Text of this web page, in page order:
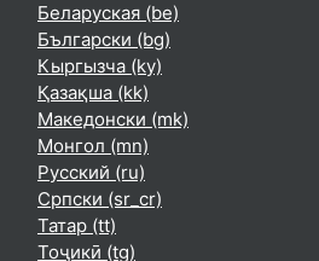
Беларуская ‎(be)‎
Български ‎(bg)‎
Кыргызча ‎(ky)‎
Қазақша ‎(kk)‎
Македонски ‎(mk)‎
Монгол ‎(mn)‎
Русский ‎(ru)‎
Српски ‎(sr_cr)‎
Татар ‎(tt)‎
Тоҷикӣ ‎(tg)‎